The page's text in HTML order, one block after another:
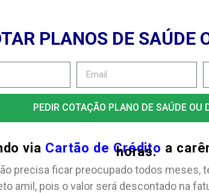
PLANOS DE SAÚDE
PEDIR COTAÇÃO PLANO DE SAÚDE OU
via Cartão de Crédito a
horas.
precisa ficar preocupado todos meses,
amil, pois o valor será descontado na